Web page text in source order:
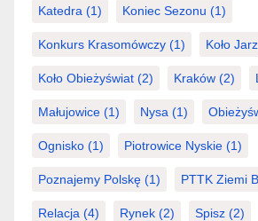
Katedra (1) Koniec Sezonu (1)
Konkurs Krasomówczy (1) Koło
Koło Obieżyświat (2) Kraków (2)
Małujowice (1) Nysa (1)
Ognisko (1) Piotrowice Nyskie (1)
Poznajemy Polskę (1) PTTK Ziemi
Relacja (4) Rynek (2) Spisz (2)